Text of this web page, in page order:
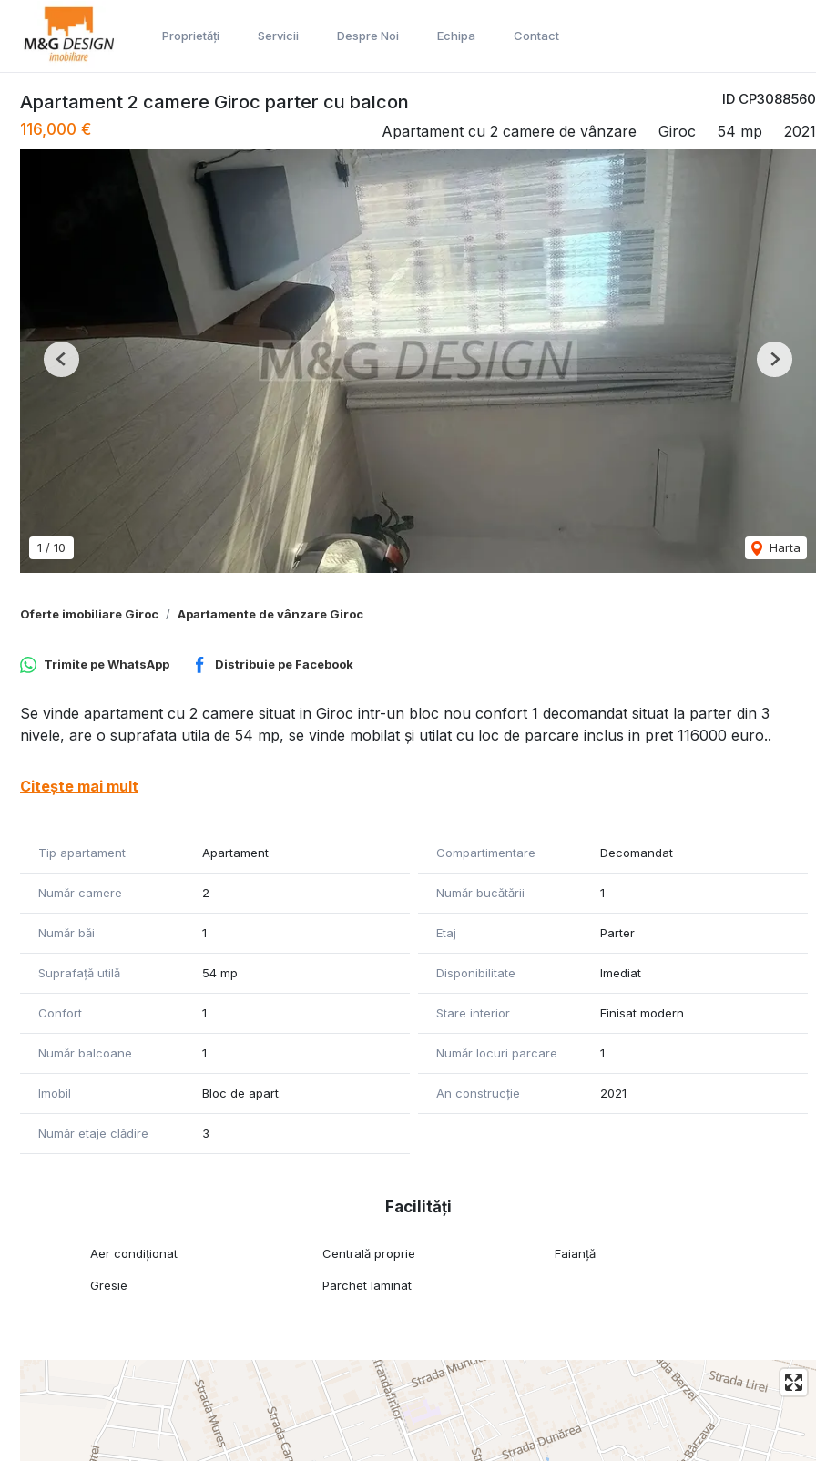
Proprietăți Servicii Despre Noi Echipa Contact
ID CP3088560
Apartament 2 camere Giroc parter cu balcon
116,000 € Apartament cu 2 camere de vânzare Giroc 54 mp 2021
1 / 10 Harta
Previous Next
Oferte imobiliare Giroc Apartamente de vânzare Giroc
Trimite peWhatsApp Distribuie pe Facebook
Se vinde apartament cu 2 camere situat in Giroc intr-un bloc nou confort 1 decomandat situat la parter din 3
nivele, are o suprafata utila de 54 mp, se vinde mobilat și utilat cu loc de parcare inclus in pret 116000 euro..
Citește mai mult
Tip apartament Apartament Compartimentare Decomandat
Număr camere 2 Număr bucătării 1
Număr băi 1 Etaj Parter
Suprafață utilă 54 mp Disponibilitate Imediat
Confort 1 Stare interior Finisat modern
Număr balcoane 1 Număr locuri parcare 1
Imobil Bloc de apart. An construcție 2021
Număr etaje clădire 3
Facilități
Aer condiționat Centrală proprie Faianță
Gresie Parchet laminat